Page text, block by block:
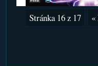
Stránka 16 z 17